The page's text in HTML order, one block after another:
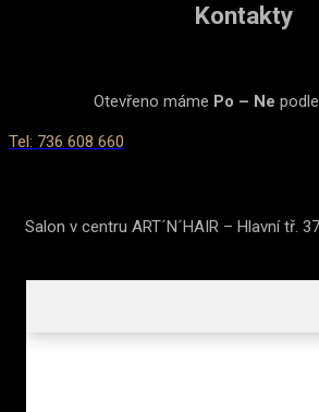
Kontakty
Otevřeno máme Po – Ne
Tel: 736 608 660
Salon v centru ART´N´HAIR – Hlavní tř.